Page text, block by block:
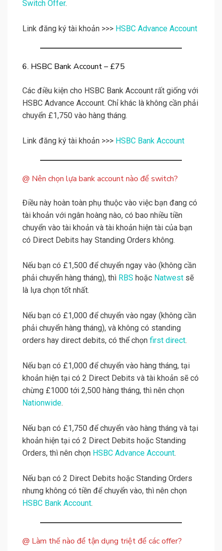
Switch Offer.
Link đăng ký tài khoản >>> HSBC Advance Account
6. HSBC Bank Account – £75
Các điều kiện cho HSBC Bank Account rất giống với
HSBC Advance Account. Chỉ khác là không cần phải
chuyển £1,750 vào hàng tháng.
Link đăng ký tài khoản >>> HSBC Bank Account
@ Nên chọn lựa bank account nào để switch?
Điều này hoàn toàn phụ thuộc vào việc bạn đang có
tài khoản với ngân hoàng nào, có bao nhiều tiền
chuyển vào tài khoản và tài khoản hiện tài của bạn
có Direct Debits hay Standing Orders không.
Nếu bạn có £1,500 để chuyển ngay vào (không cần
phải chuyển hàng tháng), thì RBS hoặc Natwest sẽ
là lựa chọn tốt nhất.
Nếu bạn có £1,000 để chuyển vào ngay (không cần
phải chuyển hàng tháng), và không có standing
orders hay direct debits, có thể chọn first direct.
Nếu bạn có £1,000 để chuyển vào hàng tháng, tại
khoản hiện tại có 2 Direct Debits và tài khoản sẽ có
chừng £1000 tới 2,500 hàng tháng, thì nên chọn
Nationwide.
Nếu bạn có £1,750 để chuyển vào hàng tháng và tại
khoản hiện tại có 2 Direct Debits hoặc Standing
Orders, thì nên chọn HSBC Advance Account.
Nếu bạn có 2 Direct Debits hoặc Standing Orders
nhưng không có tiền để chuyển vào, thì nên chọn
HSBC Bank Account.
@ Làm thế nào để tận dụng triệt để các offer?